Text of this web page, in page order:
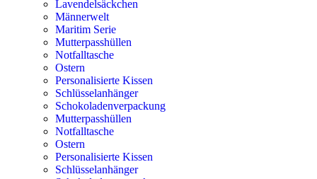
Lavendelsäckchen
Männerwelt
Maritim Serie
Mutterpasshüllen
Notfalltasche
Ostern
Personalisierte Kissen
Schlüsselanhänger
Schokoladenverpackung
Mutterpasshüllen
Notfalltasche
Ostern
Personalisierte Kissen
Schlüsselanhänger